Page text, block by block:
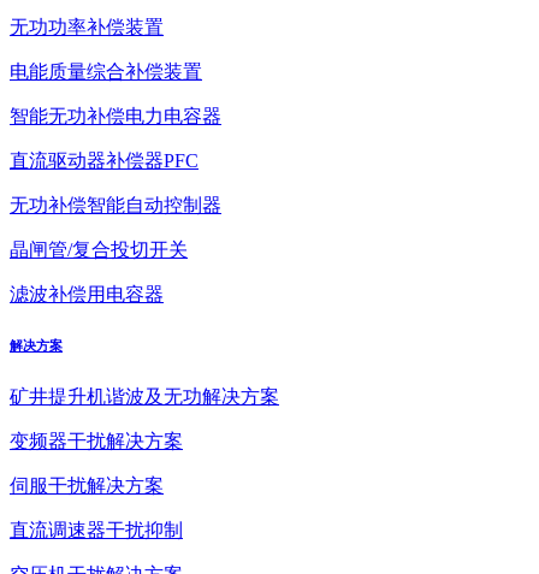
无功功率补偿装置
电能质量综合补偿装置
智能无功补偿电力电容器
直流驱动器补偿器PFC
无功补偿智能自动控制器
晶闸管/复合投切开关
滤波补偿用电容器
解决方案
矿井提升机谐波及无功解决方案
变频器干扰解决方案
伺服干扰解决方案
直流调速器干扰抑制